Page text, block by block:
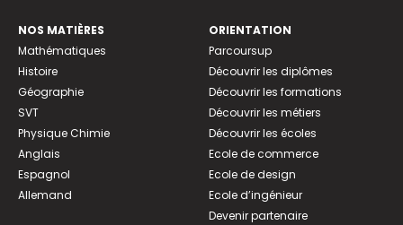
NOS MATIÈRES
Mathématiques
Histoire
Géographie
SVT
Physique Chimie
Anglais
Espagnol
Allemand
ORIENTATION
Parcoursup
Découvrir les diplômes
Découvrir les formations
Découvrir les métiers
Découvrir les écoles
Ecole de commerce
Ecole de design
Ecole d’ingénieur
Devenir partenaire